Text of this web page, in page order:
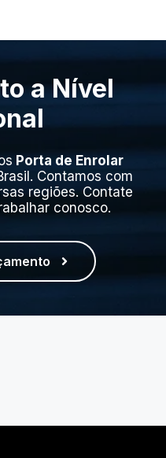
a Nível
Porta de Enrolar
Contamos com
regiões. Contate
conosco.